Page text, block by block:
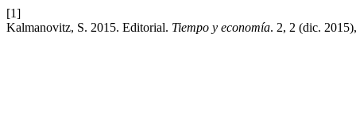
[1]
Kalmanovitz, S. 2015. Editorial. Tiempo y economía. 2, 2 (dic.